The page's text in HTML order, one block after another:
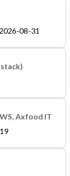
2026-08-31
Axfood IT